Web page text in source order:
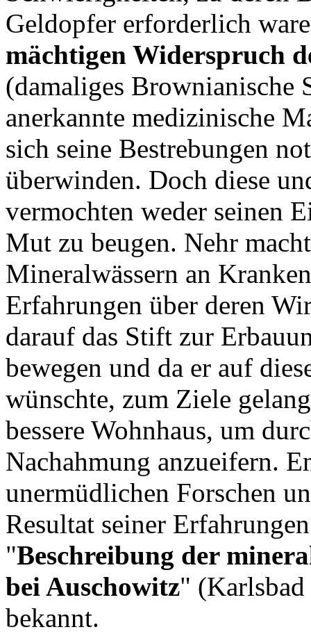
Geldopfer erforderlich
mächtigen Widerspruch
(damaliges Brownianische
anerkannte medizinische
sich seine Bestrebungen
überwinden. Doch diese
vermochten weder seinen
Mut zu beugen. Nehr
Mineralwässern an
Erfahrungen über deren
darauf das Stift zur
bewegen und da er auf
wünschte, zum Ziele
bessere Wohnhaus, um
Nachahmung anzueifern.
unermüdlichen Forschen
Resultat seiner
"Beschreibung der
bei Auschowitz"
bekannt.